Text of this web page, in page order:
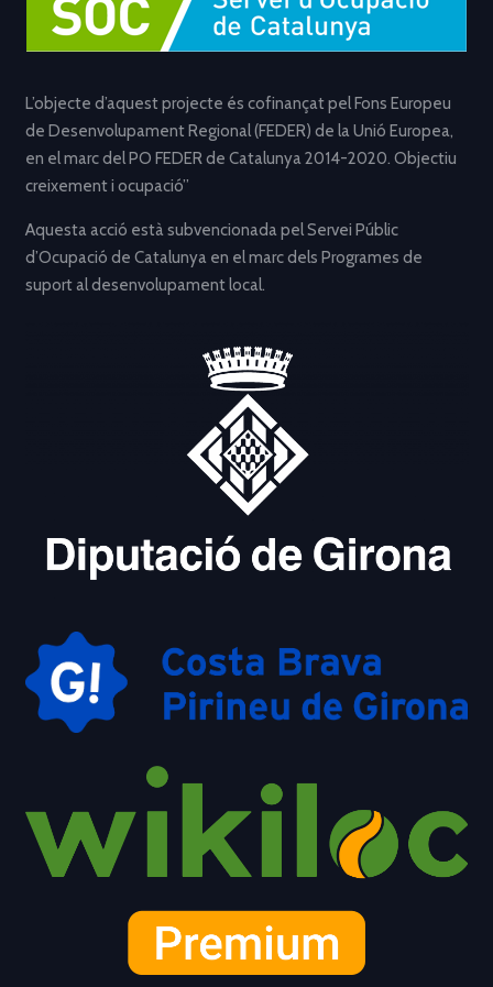
L’objecte d’aquest projecte és cofinançat pel Fons Europeu
de Desenvolupament Regional (FEDER) de la Unió Europea,
en el marc del PO FEDER de Catalunya 2014-2020. Objectiu
creixement i ocupació”
Aquesta acció està subvencionada pel Servei Públic
d’Ocupació de Catalunya en el marc dels Programes de
suport al desenvolupament local.